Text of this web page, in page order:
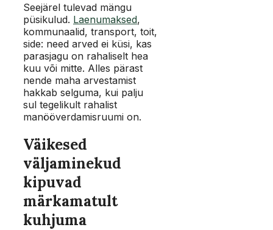
Seejärel tulevad mängu
püsikulud. Laenumaksed,
kommunaalid, transport, toit,
side: need arved ei küsi, kas
parasjagu on rahaliselt hea
kuu või mitte. Alles pärast
nende maha arvestamist
hakkab selguma, kui palju
sul tegelikult rahalist
manööverdamisruumi on.
Väikesed
väljaminekud
kipuvad
märkamatult
kuhjuma